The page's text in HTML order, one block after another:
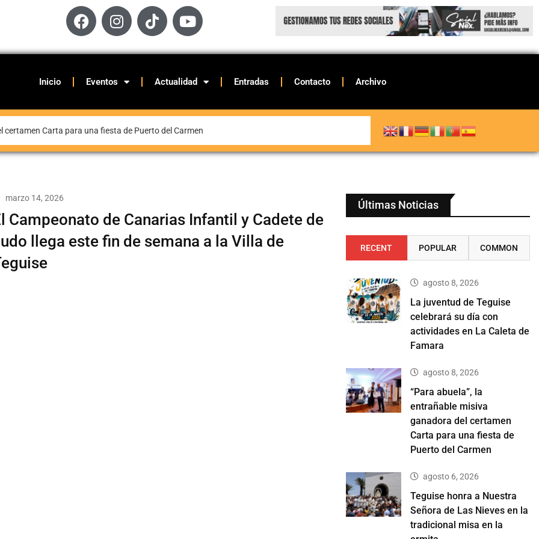
Inicio Eventos Actualidad Entradas Contacto Archivo
certamen Carta para una fiesta de Puerto del Carmen
marzo 14, 2026
Campeonato de Canarias Infantil y Cadete de
llega este fin de semana a la Villa de
Últimas Noticias
RECENT POPULAR COMMON
agosto 8, 2026
La juventud de Teguise
celebrará su día con
actividades en La Caleta de
Famara
agosto 8, 2026
“Para abuela”, la
entrañable misiva
ganadora del certamen
Carta para una fiesta de
Puerto del Carmen
agosto 6, 2026
Teguise honra a Nuestra
Señora de Las Nieves en la
tradicional misa en la